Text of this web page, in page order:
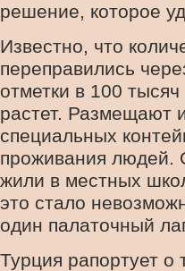
решение, которое
Известно, что
переправились
отметки в 100
растет. Размещают
специальных
проживания людей.
жили в местных
это стало
один палаточный
Турция рапортует